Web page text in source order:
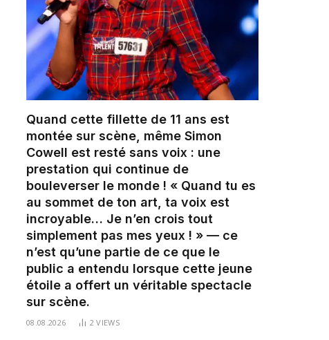
Quand cette fillette de 11 ans est
montée sur scène, même Simon
Cowell est resté sans voix : une
prestation qui continue de
bouleverser le monde ! « Quand tu es
au sommet de ton art, ta voix est
incroyable… Je n’en crois tout
simplement pas mes yeux ! » — ce
n’est qu’une partie de ce que le
public a entendu lorsque cette jeune
étoile a offert un véritable spectacle
sur scène.
08.08.2026 2VIEWS